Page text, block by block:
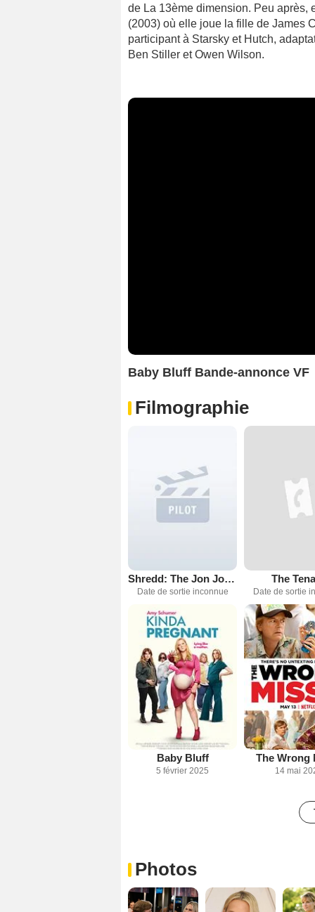
de La 13ème dimension. Peu après,
(2003) où elle joue la fille de James
participant à Starsky et Hutch,
Ben Stiller et Owen Wilson.
Baby Bluff Bande-annonce VF
Filmographie
Shredd: The Jon Johnsenson Story
Date de sortie inconnue
The
Date de sortie
Baby Bluff
5 février 2025
The Wrong
14 mai
Photos